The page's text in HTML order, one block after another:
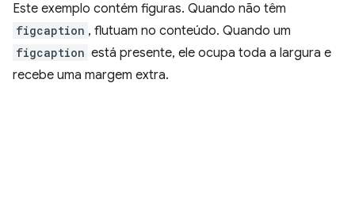
Este exemplo contém figuras. Quando não têm
figcaption , flutuam no conteúdo. Quando um
figcaption está presente, ele ocupa toda a largura e
recebe uma margem extra.